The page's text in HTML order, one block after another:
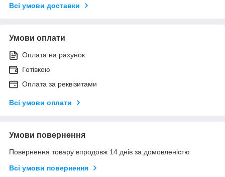
Всі умови доставки
Умови оплати
Оплата на рахунок
Готівкою
Оплата за реквізитами
Всі умови оплати
Умови повернення
Повернення товару впродовж 14 днів за домовленістю
Всі умови повернення